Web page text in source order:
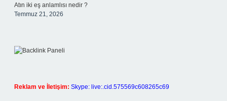
Atın iki eş anlamlısı nedir ?
Temmuz 21, 2026
Reklam ve İletişim: Skype: live:.cid.575569c608265c69